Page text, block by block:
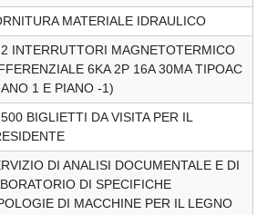
MATERIALE IDRAULICO
INTERRUTTORI MAGNETOTERMICO
6KA 2P 16A 30MA TIPOAC
1 E PIANO -1)
BIGLIETTI DA VISITA PER IL
DI ANALISI DOCUMENTALE E DI
DI SPECIFICHE
DI MACCHINE PER IL LEGNO